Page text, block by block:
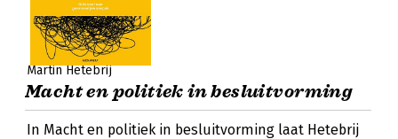
Martin Hetebrij
Macht en politiek in besluitvorming
In Macht en politiek in besluitvorming laat Hetebrij